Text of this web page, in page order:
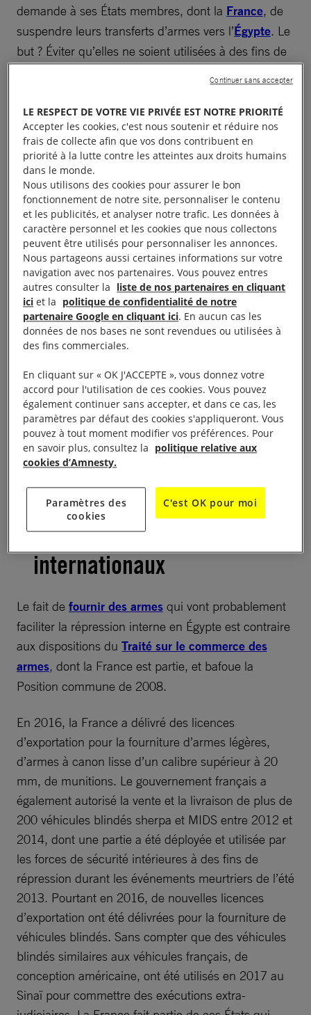
demande à ses États membres, dont la France, de
suspendre leurs transferts d’armes vers l’Égypte. Le
but ? Éviter qu’elles ne soient utilisées à des fins de
Répression interne qui dure maintenant depuis plus
de 4 ans sous le prétexte de rétablir la stabilité.
Malgré cela, l’Égypte reste pourtant à ce jour l’un
des meilleurs clients de la France.
Pourtant, depuis 2011, la France n’a jamais vendu
et livré autant d’armes à l’Égypte en si peu de
temps. Ce pays est son quatrième plus important
client sur la période 2007-2016. Sous couvert de
lutte contre le terrorisme et en dépit des conclusions
du Conseil de l’Union européenne du 21 août 2013
et de la Position commune de l’UE de 2008, la
France a continué à fournir des armes et des
équipements pouvant servir à des fins de sécurité
intérieure et de maintien de l’ordre, faisant d’elle un
complice de la répression férocement mise en
œuvre par les autorités égyptiennes.
Quand la France bafoue
ses engagements
internationaux
Le fait de fournir des armes qui vont probablement
faciliter la répression interne en Égypte est contraire
aux dispositions du Traité sur le commerce des
armes, dont la France est partie, et bafoue la
Position commune de 2008.
En 2016, la France a délivré des licences
d’exportation pour la fourniture d’armes légères,
d’armes à canon lisse d’un calibre supérieur à 20
mm, de munitions. Le gouvernement français a
également autorisé la vente et la livraison de plus de
200 véhicules blindés sherpa et MIDS entre 2012 et
2014, dont une partie a été déployée et utilisée par
les forces de sécurité intérieures à des fins de
répression durant les événements meurtriers de l’été
2013. Pourtant en 2016, de nouvelles licences
d’exportation ont été délivrées pour la fourniture de
véhicules blindés. Sans compter que des véhicules
blindés similaires aux véhicules français, de
conception américaine, ont été utilisés en 2017 au
Sinaï pour commettre des exécutions extra-
LE RESPECT DE VOTRE VIE PRIVÉE EST NOTRE PRIORITÉ
Accepter les cookies, c'est nous soutenir et réduire nos
frais de collecte afin que vos dons contribuent en
priorité à la lutte contre les atteintes aux droits humains
dans le monde.
Nous utilisons des cookies pour assurer le bon
fonctionnement de notre site, personnaliser le contenu
et les publicités, et analyser notre trafic. Les données à
caractère personnel et les cookies que nous collectons
peuvent être utilisés pour personnaliser les annonces.
Nous partageons aussi certaines informations sur votre
navigation avec nos partenaires. Vous pouvez entres
autres consulter la liste de nos partenaires en cliquant
ici et la politique de confidentialité de notre
partenaire Google en cliquant ici. En aucun cas les
données de nos bases ne sont revendues ou utilisées à
des fins commerciales.
En cliquant sur « OK J'ACCEPTE », vous donnez votre
accord pour l'utilisation de ces cookies. Vous pouvez
également continuer sans accepter, et dans ce cas, les
paramètres par défaut des cookies s'appliqueront. Vous
pouvez à tout moment modifier vos préférences. Pour
en savoir plus, consultez la politique relative aux
cookies d’Amnesty.
Paramètres des
cookies
C'est OK pour moi
Continuer sans accepter